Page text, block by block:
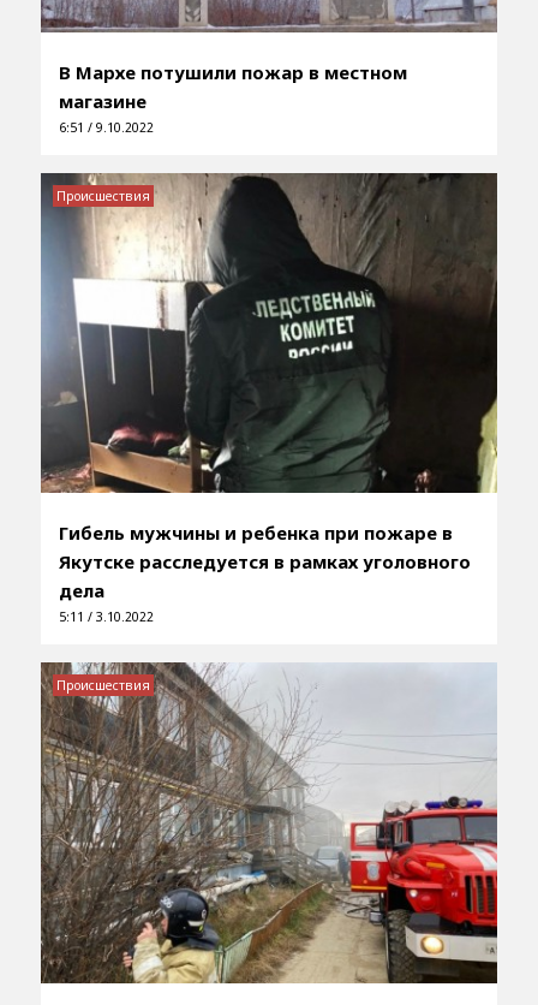
В Мархе потушили пожар в местном
магазине
6:51 / 9.10.2022
Гибель мужчины и ребенка при пожаре в
Якутске расследуется в рамках уголовного
дела
5:11 / 3.10.2022
Происшествия
Происшествия